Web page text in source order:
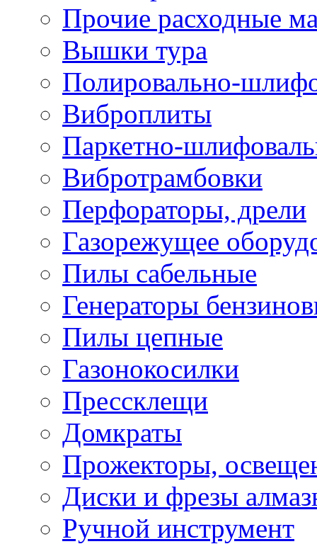
Прочие расходные
Вышки тура
Полировально-
Виброплиты
Паркетно-
Вибротрамбовки
Перфораторы, дрели
Газорежущее
Пилы сабельные
Генераторы
Пилы цепные
Газонокосилки
Прессклещи
Домкраты
Прожекторы,
Диски и фрезы
Ручной инструмент